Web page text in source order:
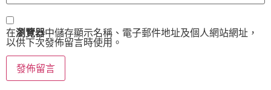
在瀏覽器中儲存顯示名稱、電子郵件地址及個人網站網址，
以供下次發佈留言時使用。